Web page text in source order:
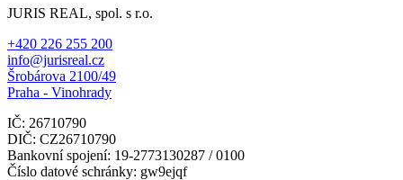
JURIS REAL, spol. s r.o.
+420 226 255 200
info@jurisreal.cz
Šrobárova 2100/49
Praha - Vinohrady
IČ: 26710790
DIČ: CZ26710790
Bankovní spojení: 19-2773130287 / 0100
Číslo datové schránky: gw9ejqf